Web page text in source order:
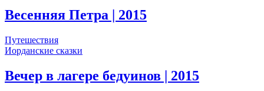
Весенняя Петра | 2015
Путешествия
Иорданские сказки
Вечер в лагере бедуинов | 2015